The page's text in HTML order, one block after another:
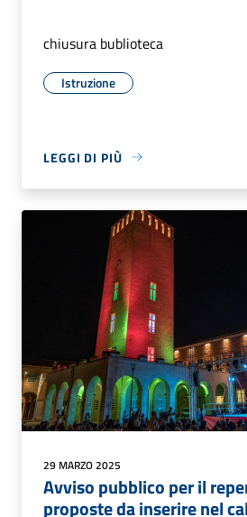
chiusura bublioteca
Istruzione
LEGGI DI PIÙ
29 MARZO 2025
Avviso pubblico per il
proposte da inserire nel